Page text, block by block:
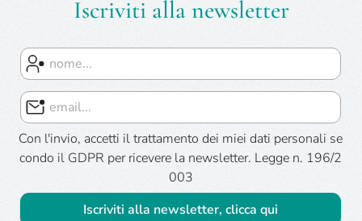
Iscriviti alla newsletter
Con l'invio, accetti il trattamento dei miei dati personali se
condo il GDPR per ricevere la newsletter. Legge n. 196/2
003
Iscriviti alla newsletter, clicca qui